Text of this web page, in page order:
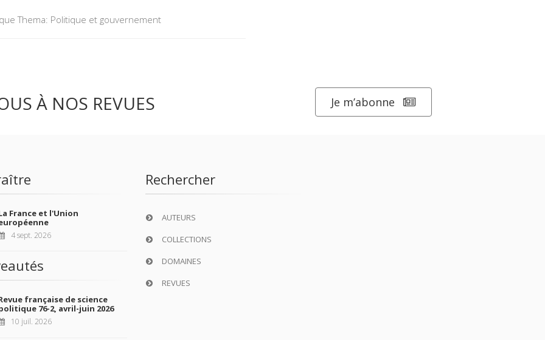
Thema: Politique et gouvernement
À NOS REVUES Je m’abonne
France et l'Union
4 sept. 2026
française de science
76-2, avril-juin 2026
10 juil. 2026
Rechercher
AUTEURS
COLLECTIONS
DOMAINES
REVUES